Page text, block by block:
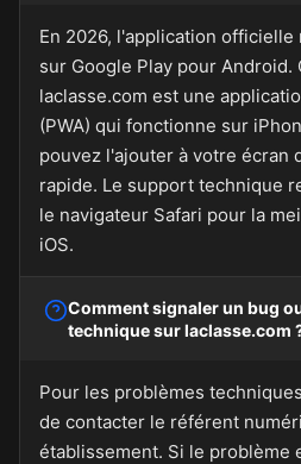
En 2026, l'application
sur Google Play pour Android.
laclasse.com est une
(PWA) qui fonctionne sur
pouvez l'ajouter à votre écran
rapide. Le support technique
le navigateur Safari pour la
iOS.
Comment signaler un bug
technique sur laclasse.com
Pour les problèmes
de contacter le référent
établissement. Si le problème